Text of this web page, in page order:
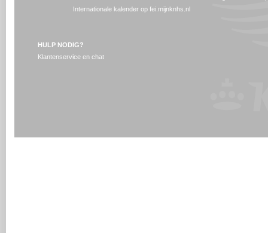
Internationale kalender op fei.mijnknhs.nl
HULP NODIG?
Klantenservice en chat